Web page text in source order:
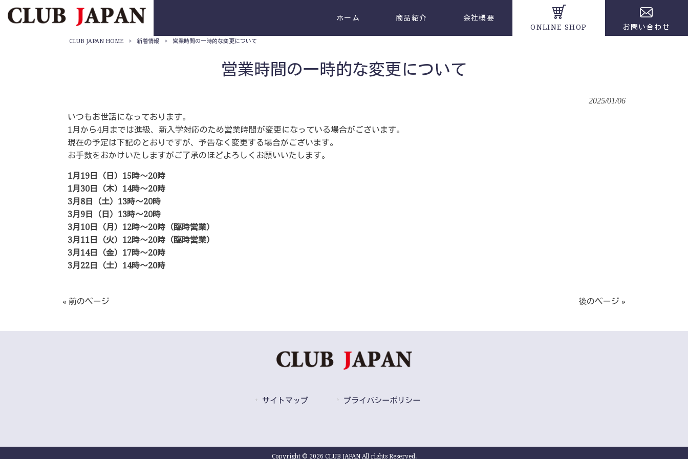
ホーム 商品紹介
会社概要
ONLINE SHOP
お問い合わせ
CLUB JAPAN HOME > 新着情報 > 営業時間の一時的な変更について
営業時間の一時的な変更について
2025/01/06
いつもお世話になっております。
1月から4月までは進級、新入学対応のため営業時間が変更になっている場合がございます。
現在の予定は下記のとおりですが、予告なく変更する場合がございます。
お手数をおかけいたしますがご了承のほどよろしくお願いいたします。
1月19日（日）15時～20時
1月30日（木）14時～20時
3月8日（土）13時～20時
3月9日（日）13時～20時
3月10日（月）12時～20時（臨時営業）
3月11日（火）12時～20時（臨時営業）
3月14日（金）17時～20時
3月22日（土）14時～20時
« 前のページ 後のページ »
サイトマップ プライバシーポリシー
Copyright © 2026 CLUB JAPAN All rights Reserved.